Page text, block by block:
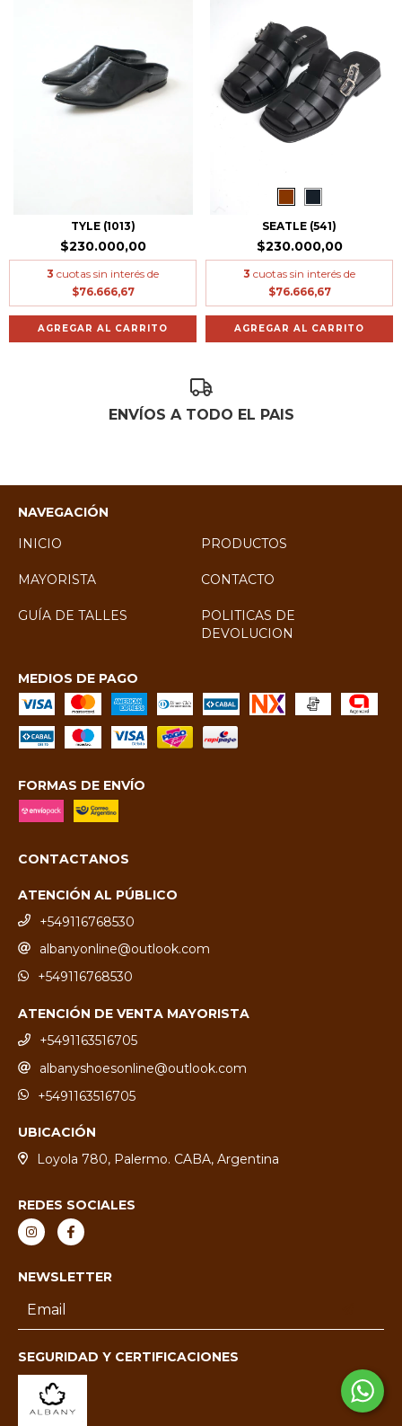
TYLE (1013)
$230.000,00
3 cuotas sin interés de
$76.666,67
AGREGAR AL CARRITO
SEATLE (541)
$230.000,00
3 cuotas sin interés de
$76.666,67
AGREGAR AL CARRITO
ENVÍOS A TODO EL PAIS
NAVEGACIÓN
INICIO
PRODUCTOS
MAYORISTA CONTACTO
GUÍA DE TALLES
POLITICAS DE
DEVOLUCION
MEDIOS DE PAGO
FORMAS DE ENVÍO
CONTACTANOS
ATENCIÓN AL PÚBLICO
+549116768530
albanyonline@outlook.com
+549116768530
ATENCIÓN DE VENTA MAYORISTA
+5491163516705
albanyshoesonline@outlook.com
+5491163516705
UBICACIÓN
Loyola 780, Palermo. CABA, Argentina
REDES SOCIALES
NEWSLETTER
SEGURIDAD Y CERTIFICACIONES